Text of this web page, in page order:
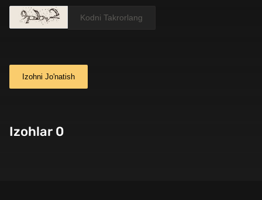
Izohni Jo'natish
Izohlar 0